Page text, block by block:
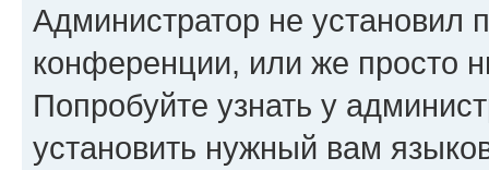
Администратор не установил
конференции, или же просто
Попробуйте узнать у
установить нужный вам